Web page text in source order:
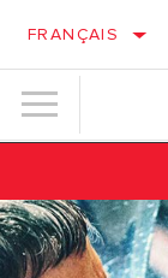
FRANÇAIS